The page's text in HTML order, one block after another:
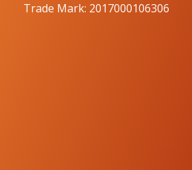
Trade Mark: 2017000106306